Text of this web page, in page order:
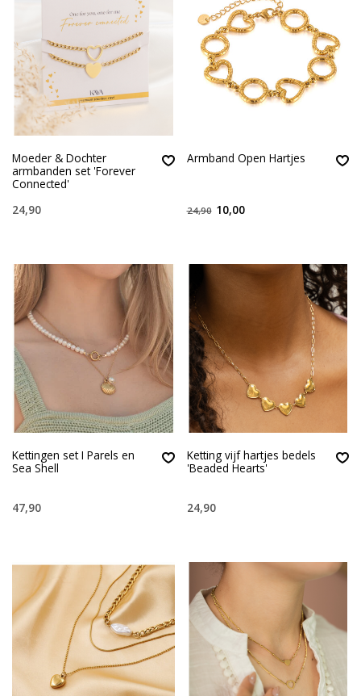
Moeder & Dochter
armbanden set 'Forever
Connected'
24,90
Armband Open Hartjes
24,90 10,00
Kettingen set I Parels en
Sea Shell
47,90
Ketting vijf hartjes bedels
'Beaded Hearts'
24,90